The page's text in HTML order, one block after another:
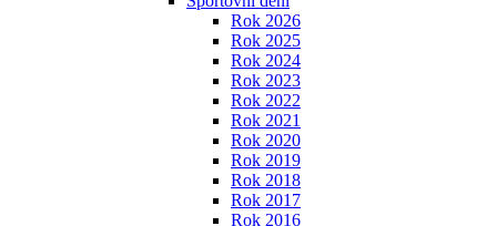
Rok 2026
Rok 2025
Rok 2024
Rok 2023
Rok 2022
Rok 2021
Rok 2020
Rok 2019
Rok 2018
Rok 2017
Rok 2016